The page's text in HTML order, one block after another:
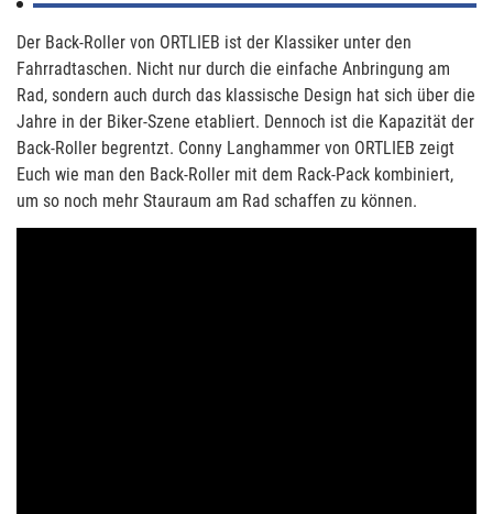
Der Back-Roller von ORTLIEB ist der Klassiker unter den
Fahrradtaschen. Nicht nur durch die einfache Anbringung am
Rad, sondern auch durch das klassische Design hat sich über die
Jahre in der Biker-Szene etabliert. Dennoch ist die Kapazität der
Back-Roller begrentzt. Conny Langhammer von ORTLIEB zeigt
Euch wie man den Back-Roller mit dem Rack-Pack kombiniert,
um so noch mehr Stauraum am Rad schaffen zu können.